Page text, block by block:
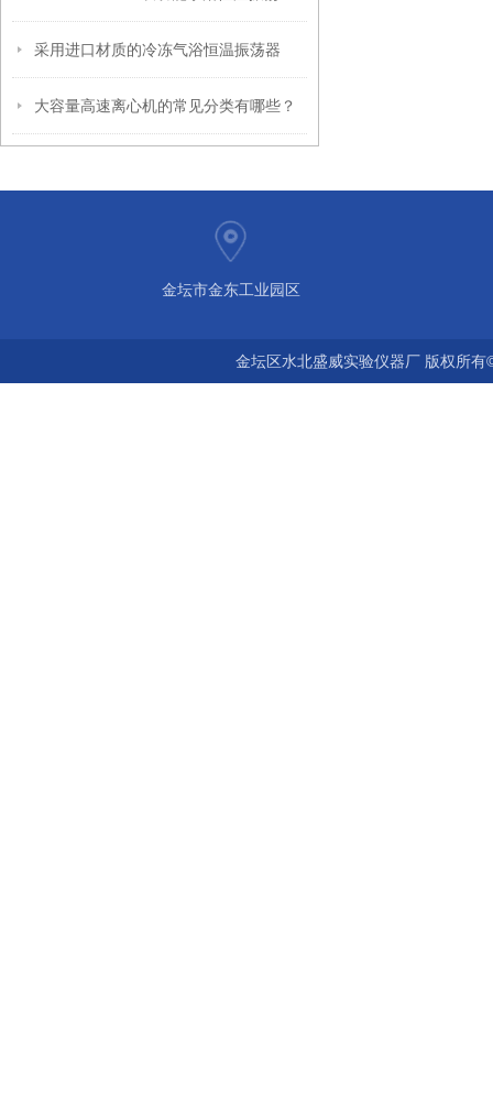
采用进口材质的冷冻气浴恒温振荡器
大容量高速离心机的常见分类有哪些？
金坛市金东工业园区
金坛区水北盛威实验仪器厂 版权所